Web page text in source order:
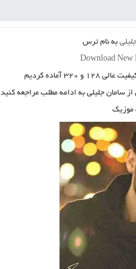
به نام ترس
Download New
۱۲۸ و ۳۲۰ آماده کردیم
سامان جلیلی به ادامه مطلب مراجعه کنید
موزیک